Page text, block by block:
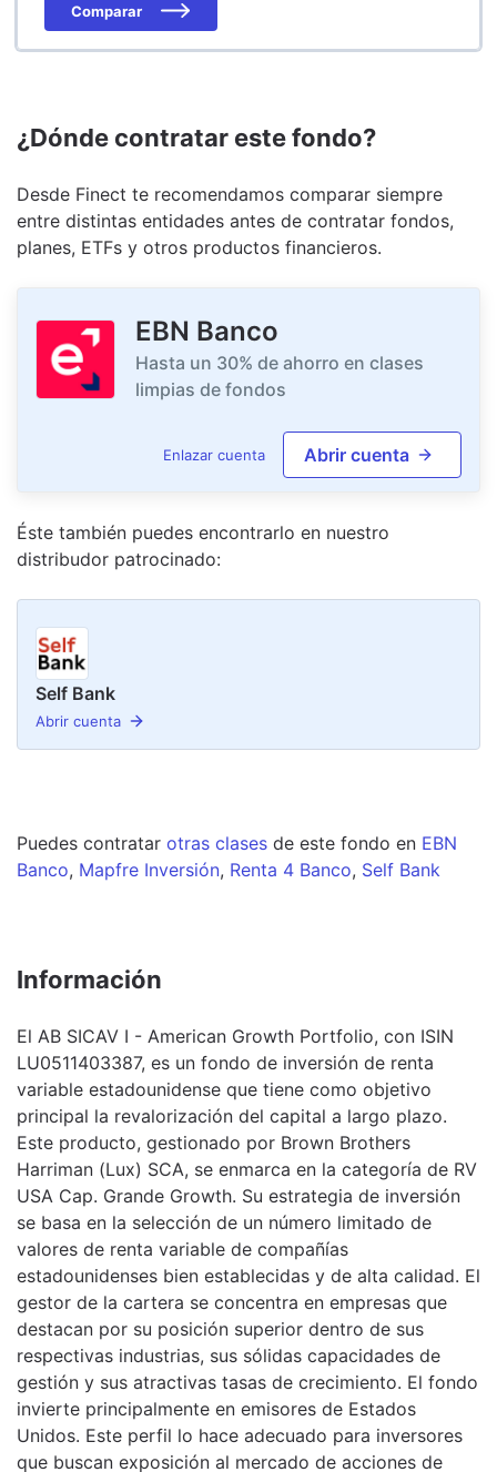
Comparar
¿Dónde contratar este fondo?
Desde Finect te recomendamos comparar siempre
entre distintas entidades antes de contratar fondos,
planes, ETFs y otros productos financieros.
EBN Banco
Hasta un 30% de ahorro en clases
limpias de fondos
Enlazar cuenta Abrir cuenta
Éste también puedes encontrarlo en nuestro
distribudor patrocinado:
Self Bank
Abrir cuenta
Puedes contratar otras clases de este fondo en EBN
Banco, Mapfre Inversión, Renta 4 Banco, Self Bank
Información
El AB SICAV I - American Growth Portfolio, con ISIN
LU0511403387, es un fondo de inversión de renta
variable estadounidense que tiene como objetivo
principal la revalorización del capital a largo plazo.
Este producto, gestionado por Brown Brothers
Harriman (Lux) SCA, se enmarca en la categoría de RV
USA Cap. Grande Growth. Su estrategia de inversión
se basa en la selección de un número limitado de
valores de renta variable de compañías
estadounidenses bien establecidas y de alta calidad. El
gestor de la cartera se concentra en empresas que
destacan por su posición superior dentro de sus
respectivas industrias, sus sólidas capacidades de
gestión y sus atractivas tasas de crecimiento. El fondo
invierte principalmente en emisores de Estados
Unidos. Este perfil lo hace adecuado para inversores
que buscan exposición al mercado de acciones de